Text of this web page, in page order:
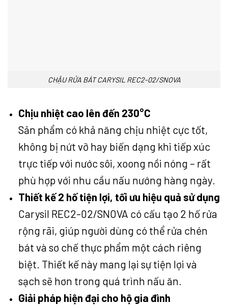
CHẬU RỬA BÁT CARYSIL REC2-02/SNOVA
Chịu nhiệt cao lên đến 230°C
Sản phẩm có khả năng chịu nhiệt cực tốt,
không bị nứt vỡ hay biến dạng khi tiếp xúc
trực tiếp với nước sôi, xoong nồi nóng – rất
phù hợp với nhu cầu nấu nướng hàng ngày.
Thiết kế 2 hố tiện lợi, tối ưu hiệu quả sử dụng
Carysil REC2-02/SNOVA có cấu tạo 2 hố rửa
rộng rãi, giúp người dùng có thể rửa chén
bát và sơ chế thực phẩm một cách riêng
biệt. Thiết kế này mang lại sự tiện lợi và
sạch sẽ hơn trong quá trình nấu ăn.
Giải pháp hiện đại cho hộ gia đình